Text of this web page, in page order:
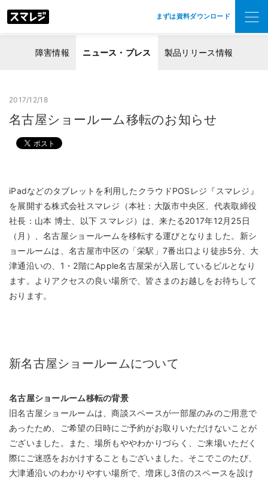
まずは資料ダウンロード
障害情報 ニュース・プレス 製品リリース情報
2017/12/18
名古屋ショールーム移転のお知らせ
iPadなどのタブレットを利用したクラウドPOSレジ『スマレジ』
を展開する株式会社スマレジ（本社：大阪市中央区、代表取締役
社長：山本 博士、以下 スマレジ）は、来たる2017年12月25日
（月）、名古屋ショールームを移転する運びとなりました。新シ
ョールームは、名古屋市中区の「栄駅」7番出口より徒歩5分、大
津通沿いの、1・2階にApple名古屋栄が入居しているビルとなり
ます。よりアクセスの良い場所で、皆さまのお越しをお待ちして
おります。
新名古屋ショールームについて
名古屋ショールーム移転の背景
旧名古屋ショールームは、商談スペースが一部屋のみのご用意で
あったため、ご希望の日時にご予約がお取りいただけないことが
ございました。また、場所もややわかりづらく、ご来場いただく
際にご迷惑をおかけすることもございました。そこでこのたび、
大津通沿いのわかりやすい場所で、増床し3倍のスペースを設け